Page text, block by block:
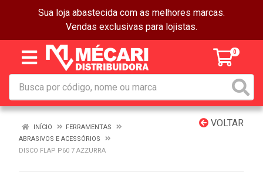
Sua loja abastecida com as melhores marcas.
Vendas exclusivas para lojistas.
0
VOLTAR
INÍCIO
FERRAMENTAS
ABRASIVOS E ACESSÓRIOS
DISCO FLAP P60 7 AZZURRA